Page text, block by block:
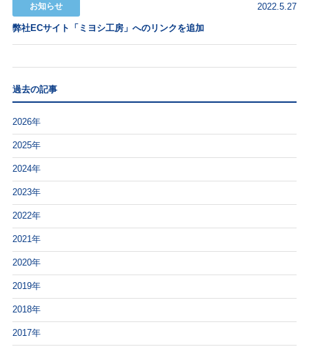
お知らせ 2022.5.27
弊社ECサイト「ミヨシ工房」へのリンクを追加
過去の記事
2026年
2025年
2024年
2023年
2022年
2021年
2020年
2019年
2018年
2017年